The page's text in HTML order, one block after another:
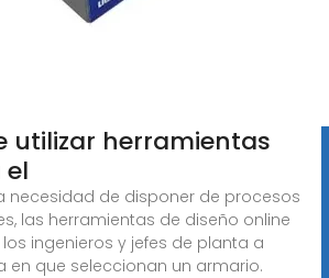
utilizar herramientas
necesidad de disponer de procesos
las herramientas de diseño online
ingenieros y jefes de planta a
en que seleccionan un armario.